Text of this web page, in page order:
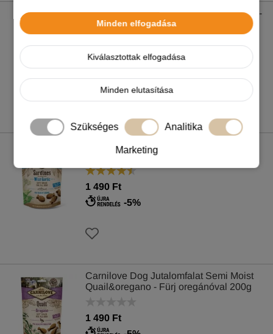
Minden elfogadása
Kiválasztottak elfogadása
Minden elutasítása
Szükséges Analitika
Marketing
Pedigree Biscrok Multi Mix csirke-marha-
bárány kiegészítő állateledel felnőtt
kutyák számára 500 g
1 290 Ft
-5%
Carnilove Dog Jutalomfalat Semi Moist
Sardines&wild garlic - Szardínia
medvehagymával 200g
1 490 Ft
-5%
Carnilove Dog Jutalomfalat Semi Moist
Quail&oregano - Fürj oregánóval 200g
1 490 Ft